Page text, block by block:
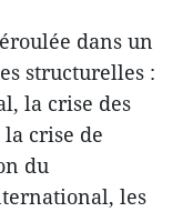
dans un
structurelles :
la crise des
crise de
du
les